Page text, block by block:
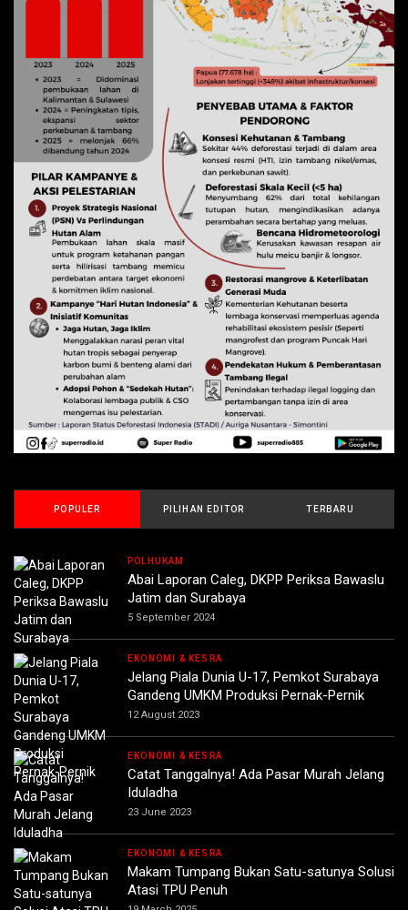
POPULER PILIHAN EDITOR TERBARU
POLHUKAM
Abai Laporan Caleg, DKPP Periksa Bawaslu
Jatim dan Surabaya
5 September 2024
EKONOMI & KESRA
Jelang Piala Dunia U-17, Pemkot Surabaya
Gandeng UMKM Produksi Pernak-Pernik
12 August 2023
EKONOMI & KESRA
Catat Tanggalnya! Ada Pasar Murah Jelang
Iduladha
23 June 2023
EKONOMI & KESRA
Makam Tumpang Bukan Satu-satunya Solusi
Atasi TPU Penuh